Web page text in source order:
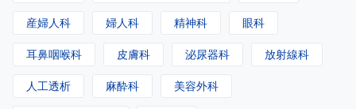
産婦人科 婦人科 精神科 眼科
耳鼻咽喉科 皮膚科 泌尿器科 放射線科
人工透析 麻酔科 美容外科